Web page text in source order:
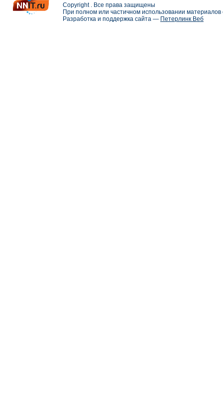
Copyright . Все права защищены
При полном или частичном использовании
Разработка и поддержка сайта — Петерлинк Веб